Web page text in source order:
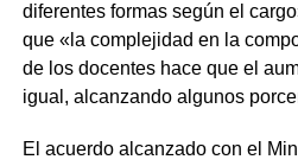
diferentes formas según el
que «la complejidad en la
de los docentes hace que el
igual, alcanzando algunos
El acuerdo alcanzado con el